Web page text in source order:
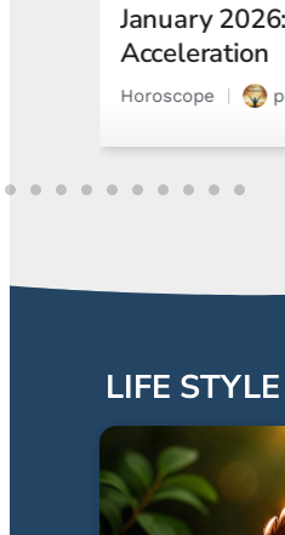
Astrological
They Affect
Emotions
LIFE